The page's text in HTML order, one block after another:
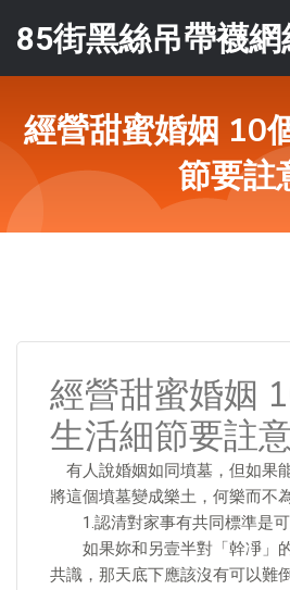
85街黑絲吊帶襪網
經營甜蜜婚姻 10
節要註
經營甜蜜婚姻
生活細節要註
有人說婚姻如同墳墓，但如果
將這個墳墓變成樂土，何樂而不
1.認清對家事有共同標準是可
如果妳和另壹半對「幹凈」
共識，那天底下應該沒有可以難